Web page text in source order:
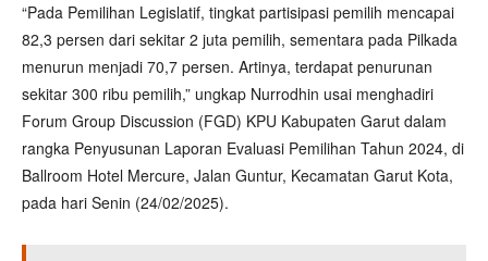
“Pada Pemilihan Legislatif, tingkat partisipasi pemilih mencapai
82,3 persen dari sekitar 2 juta pemilih, sementara pada Pilkada
menurun menjadi 70,7 persen. Artinya, terdapat penurunan
sekitar 300 ribu pemilih,” ungkap Nurrodhin usai menghadiri
Forum Group Discussion (FGD) KPU Kabupaten Garut dalam
rangka Penyusunan Laporan Evaluasi Pemilihan Tahun 2024, di
Ballroom Hotel Mercure, Jalan Guntur, Kecamatan Garut Kota,
pada hari Senin (24/02/2025).